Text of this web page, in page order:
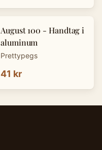
August 100 - Handtag i
aluminum
Prettypegs
41 kr